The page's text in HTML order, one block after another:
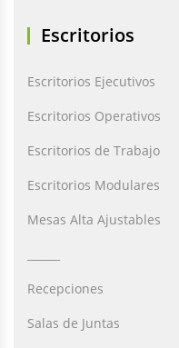
Escritorios
Escritorios Ejecutivos
Escritorios Operativos
Escritorios de Trabajo
Escritorios Modulares
Mesas Alta Ajustables
Recepciones
Salas de Juntas